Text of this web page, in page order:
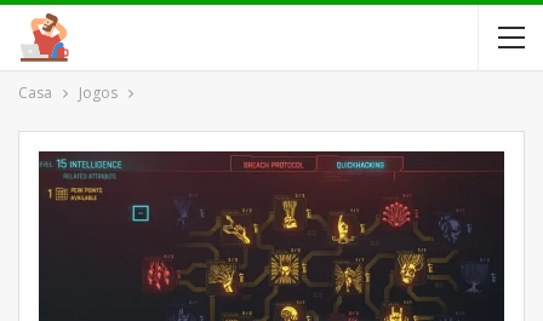
Casa Jogos